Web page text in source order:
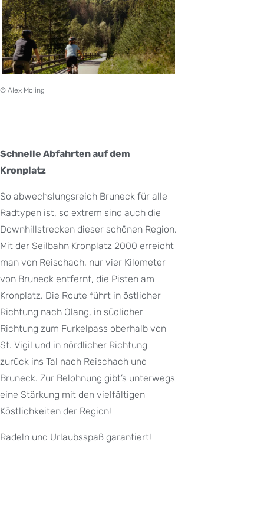
© Alex Moling
Schnelle Abfahrten auf dem
Kronplatz
So abwechslungsreich Bruneck für alle
Radtypen ist, so extrem sind auch die
Downhillstrecken dieser schönen Region.
Mit der Seilbahn Kronplatz 2000 erreicht
man von Reischach, nur vier Kilometer
von Bruneck entfernt, die Pisten am
Kronplatz. Die Route führt in östlicher
Richtung nach Olang, in südlicher
Richtung zum Furkelpass oberhalb von
St. Vigil und in nördlicher Richtung
zurück ins Tal nach Reischach und
Bruneck. Zur Belohnung gibt’s unterwegs
eine Stärkung mit den vielfältigen
Köstlichkeiten der Region!
Radeln und Urlaubsspaß garantiert!